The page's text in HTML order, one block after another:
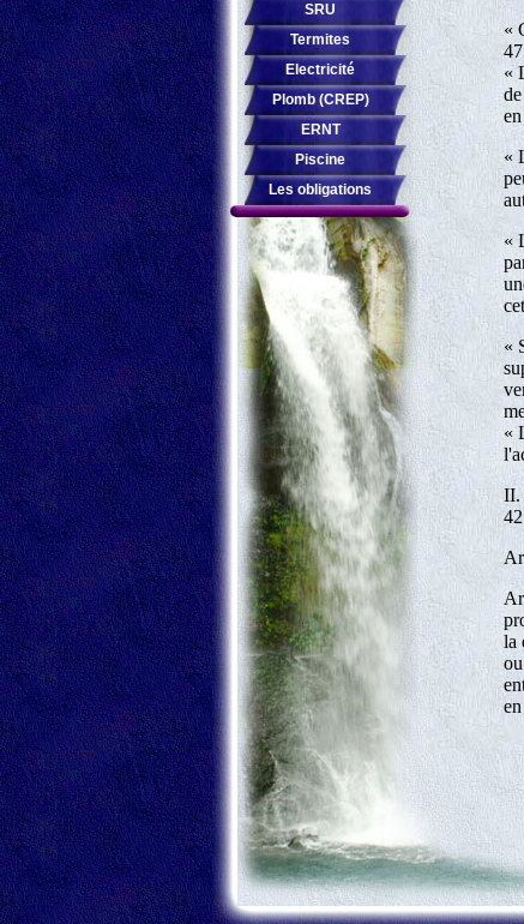
SRU
Termites
Electricité
Plomb (CREP)
ERNT
Piscine
Les obligations
«
«
«
«
«
«
II.
la